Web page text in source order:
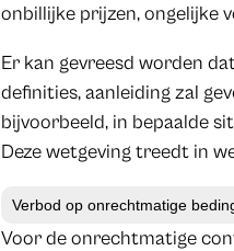
onbillijke prijzen, ongelijke
Er kan gevreesd worden
definities, aanleiding zal
bijvoorbeeld, in bepaalde
Deze wetgeving treedt in
Verbod op onrechtmatige
Voor de onrechtmatige